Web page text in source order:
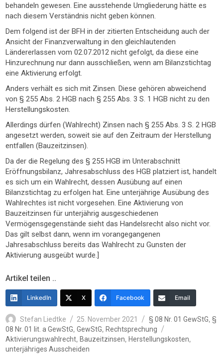
behandeln gewesen. Eine ausstehende Umgliederung hätte es
nach diesem Verständnis nicht geben können.
Dem folgend ist der BFH in der zitierten Entscheidung auch der
Ansicht der Finanzverwaltung in den gleichlautenden
Ländererlassen vom 02.07.2012 nicht gefolgt, da diese eine
Hinzurechnung nur dann ausschließen, wenn am Bilanzstichtag
eine Aktivierung erfolgt.
Anders verhält es sich mit Zinsen. Diese gehören abweichend
von § 255 Abs. 2 HGB nach § 255 Abs. 3 S. 1 HGB nicht zu den
Herstellungskosten.
Allerdings dürfen (Wahlrecht) Zinsen nach § 255 Abs. 3 S. 2 HGB
angesetzt werden, soweit sie auf den Zeitraum der Herstellung
entfallen (Bauzeitzinsen).
Da der die Regelung des § 255 HGB im Unterabschnitt
Eröffnungsbilanz, Jahresabschluss des HGB platziert ist, handelt
es sich um ein Wahlrecht, dessen Ausübung auf einen
Bilanzstichtag zu erfolgen hat. Eine unterjährige Ausübung des
Wahlrechtes ist nicht vorgesehen. Eine Aktivierung von
Bauzeitzinsen für unterjährig ausgeschiedenen
Vermögensgegenstände sieht das Handelsrecht also nicht vor.
Das gilt selbst dann, wenn im vorangegangenen
Jahresabschluss bereits das Wahlrecht zu Gunsten der
Aktivierung ausgeübt wurde.]
Artikel teilen ..
LinkedIn X Facebook Email
Autor
Stefan Liedtke
Veröffentlicht
am
25. November 2021 Kategorien
§ 08 Nr. 01 GewStG, §
08 Nr. 01 lit. a GewStG,GewStG,Rechtsprechung
Aktivierungswahlrecht,Bauzeitzinsen,Herstellungskosten,
unterjähriges Ausscheiden